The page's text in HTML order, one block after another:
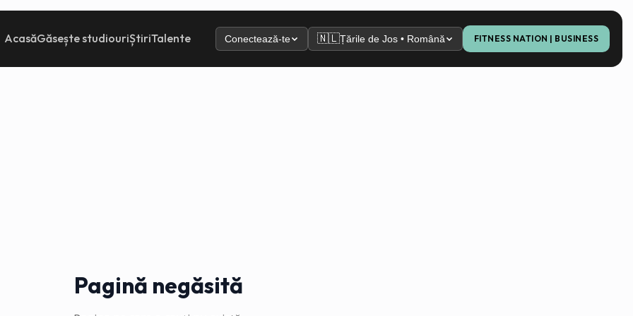
AcasăGăsește studiouriȘtiriTalente Conectează-te 🇳🇱Țările de Jos • Română FITNESS NATION | BUSINESS
Pagină negăsită